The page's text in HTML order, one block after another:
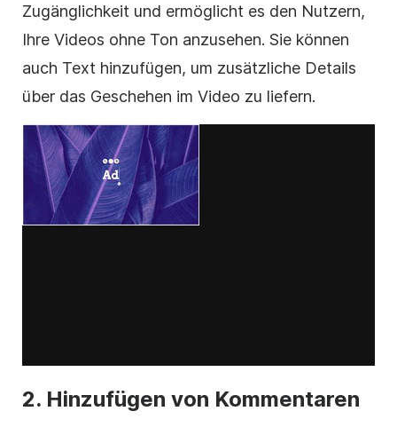
Zugänglichkeit und ermöglicht es den Nutzern,
Ihre Videos ohne Ton anzusehen. Sie können
auch Text hinzufügen, um zusätzliche Details
über das Geschehen im Video zu liefern.
2. Hinzufügen von Kommentaren